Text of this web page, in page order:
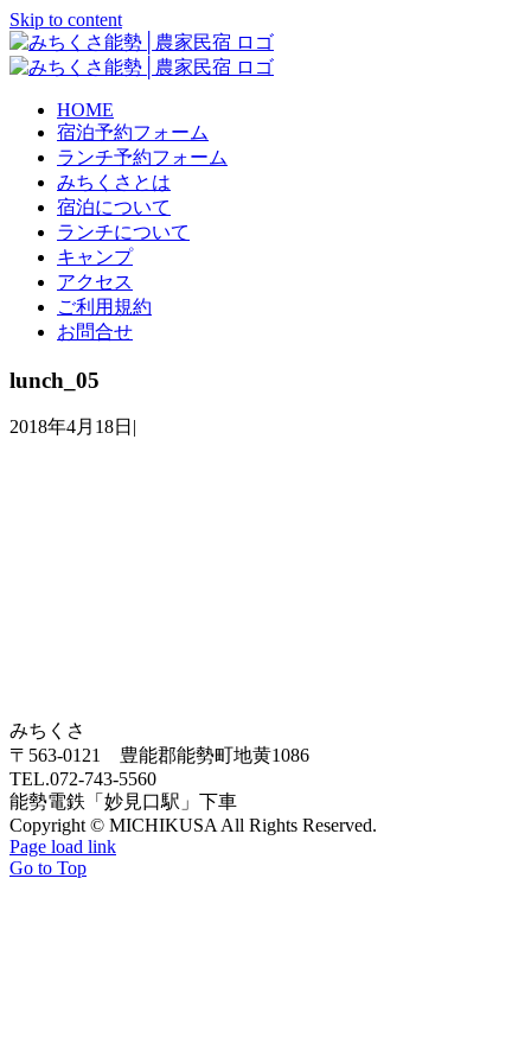
Skip to content
HOME
宿泊予約フォーム
ランチ予約フォーム
みちくさとは
宿泊について
ランチについて
キャンプ
アクセス
ご利用規約
お問合せ
lunch_05
2018年4月18日 |
みちくさ
〒563-0121 豊能郡能勢町地黄1086
TEL.072-743-5560
能勢電鉄「妙見口駅」下車
Copyright © MICHIKUSA All Rights Reserved.
Page load link
Go to Top